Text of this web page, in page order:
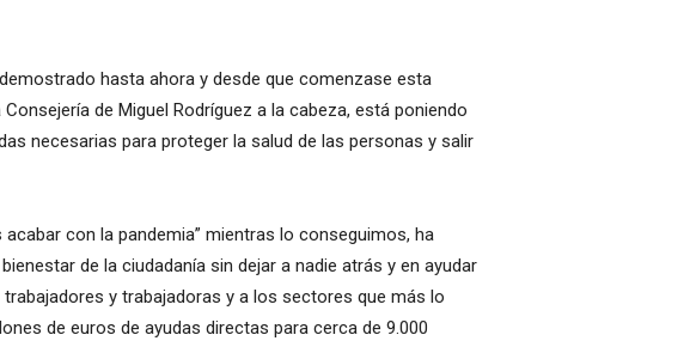
hasta ahora y desde que comenzase esta
de Miguel Rodríguez a la cabeza, está poniendo
necesarias para proteger la salud de las personas y salir
con la pandemia” mientras lo conseguimos, ha
de la ciudadanía sin dejar a nadie atrás y en ayudar
y trabajadoras y a los sectores que más lo
de euros de ayudas directas para cerca de 9.000